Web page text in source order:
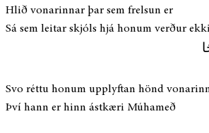
Hlið vonarinnar þar sem frelsun er
Sá sem leitar skjóls hjá honum verður
Svo réttu honum upplyftan hönd
Því hann er hinn ástkæri Múhameð